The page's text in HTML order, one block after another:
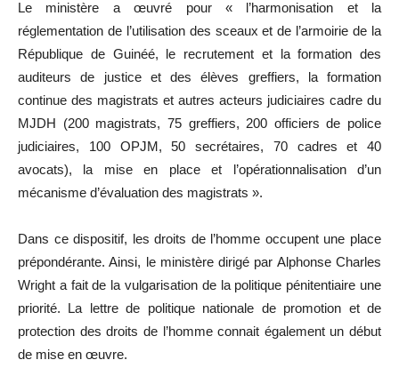
Le ministère a œuvré pour « l’harmonisation et la
réglementation de l’utilisation des sceaux et de l’armoirie de la
République de Guinéé, le recrutement et la formation des
auditeurs de justice et des élèves greffiers, la formation
continue des magistrats et autres acteurs judiciaires cadre du
MJDH (200 magistrats, 75 greffiers, 200 officiers de police
judiciaires, 100 OPJM, 50 secrétaires, 70 cadres et 40
avocats), la mise en place et l’opérationnalisation d’un
mécanisme d’évaluation des magistrats ».
Dans ce dispositif, les droits de l’homme occupent une place
prépondérante. Ainsi, le ministère dirigé par Alphonse Charles
Wright a fait de la vulgarisation de la politique pénitentiaire une
priorité. La lettre de politique nationale de promotion et de
protection des droits de l’homme connait également un début
de mise en œuvre.